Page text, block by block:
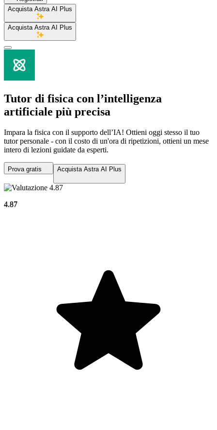
Acquista Astra AI Plus
Acquista Astra AI Plus
Tutor di fisica con l’intelligenza
artificiale più precisa
Impara la fisica con il supporto dell’IA! Ottieni oggi stesso il tuo
tutor personale - con il costo di un'ora di ripetizioni, ottieni un mese
intero di lezioni guidate da esperti.
Prova gratis Acquista Astra AI Plus
4.87